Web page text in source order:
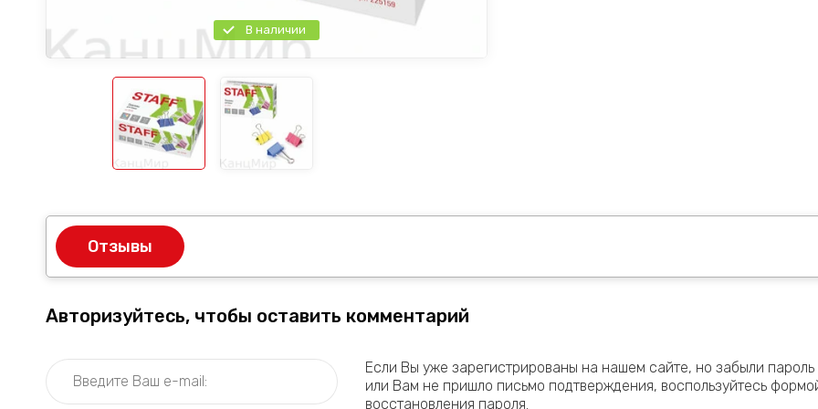
В наличии
Отзывы
Авторизуйтесь, чтобы оставить комментарий
Если Вы уже зарегистрированы на нашем сайте, но забыли пароль
или Вам не пришло письмо подтверждения, воспользуйтесь
восстановления пароля.